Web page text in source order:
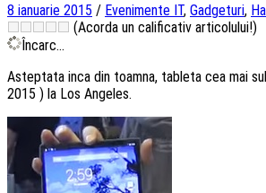
8 ianuarie 2015 / Evenimente IT, Gadgeturi,
(Acorda un calificativ articolului!)
Încarc...
Asteptata inca din toamna, tableta cea mai
2015 ) la Los Angeles.